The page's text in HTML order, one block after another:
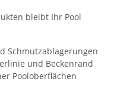
bleibt Ihr Pool
Schmutzablagerungen
und Beckenrand
Pooloberflächen